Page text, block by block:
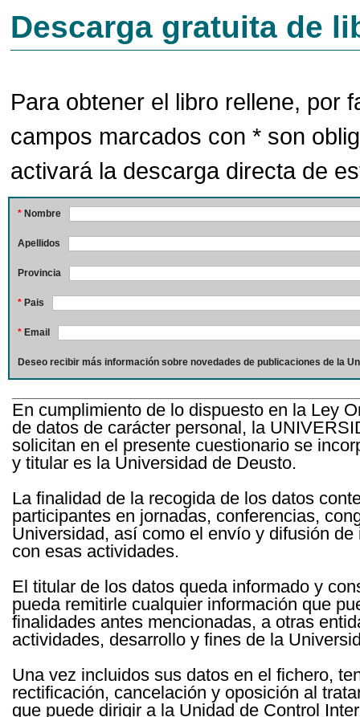
Descarga gratuita de
Para obtener el libro rellene, por
campos marcados con * son
activará la descarga directa de
* Nombre
Apellidos
Provincia
* Pais
* Email
Deseo recibir más información sobre novedades de publicaciones de la
En cumplimiento de lo dispuesto en la Ley
de datos de carácter personal, la
solicitan en el presente cuestionario se
y titular es la Universidad de Deusto.
La finalidad de la recogida de los datos
participantes en jornadas, conferencias,
Universidad, así como el envío y difusión
con esas actividades.
El titular de los datos queda informado y
pueda remitirle cualquier información que
finalidades antes mencionadas, a otras
actividades, desarrollo y fines de la
Una vez incluidos sus datos en el fichero,
rectificación, cancelación y oposición al
que puede dirigir a la Unidad de Control